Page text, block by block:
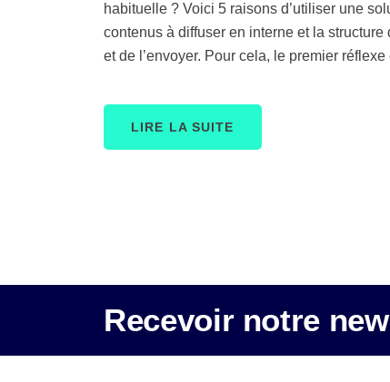
habituelle ? Voici 5 raisons d’utiliser une
contenus à diffuser en interne et la
et de l’envoyer. Pour cela, le premier
LIRE LA SUITE
Recevoir notre